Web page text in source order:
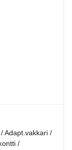
Adapt.vakkari /
/